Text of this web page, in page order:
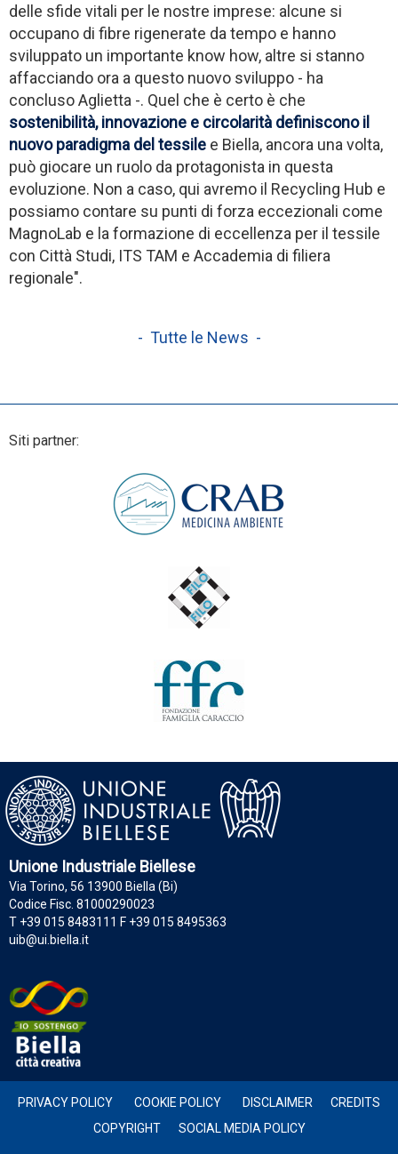
delle sfide vitali per le nostre imprese: alcune si
occupano di fibre rigenerate da tempo e hanno
sviluppato un importante know how, altre si stanno
affacciando ora a questo nuovo sviluppo - ha
concluso Aglietta -. Quel che è certo è che
sostenibilità, innovazione e circolarità definiscono il
nuovo paradigma del tessile e Biella, ancora una volta,
può giocare un ruolo da protagonista in questa
evoluzione. Non a caso, qui avremo il Recycling Hub e
possiamo contare su punti di forza eccezionali come
MagnoLab e la formazione di eccellenza per il tessile
con Città Studi, ITS TAM e Accademia di filiera
regionale".
- Tutte le News -
Siti partner:
Unione Industriale Biellese
Via Torino, 56 13900 Biella (Bi)
Codice Fisc. 81000290023
T +39 015 8483111 F +39 015 8495363
uib@ui.biella.it
PRIVACY POLICY COOKIE POLICY DISCLAIMER
CREDITS
COPYRIGHT
SOCIAL MEDIA POLICY